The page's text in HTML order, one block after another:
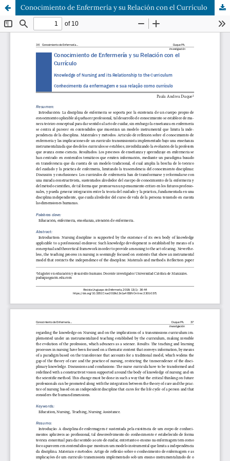
Conocimiento de Enfermería y su Relación con el Currículo